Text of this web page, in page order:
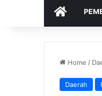
HOME
Home /
Daerah